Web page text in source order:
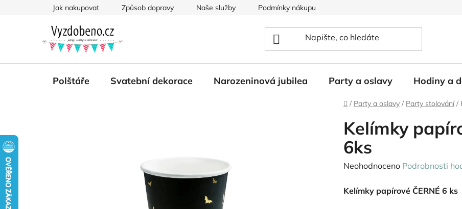
Jak nakupovat Způsob dopravy Naše služby Podmínky nákupu
Polštáře Svatební dekorace Narozeninová jubilea Party a oslavy Hodiny a
Domů
/ Party a oslavy / Party stolování /
Kelímky
6ks
Průměrné
produktu
Neohodnoceno Podrobnosti
Kelímky papírové ČERNÉ 6 ks